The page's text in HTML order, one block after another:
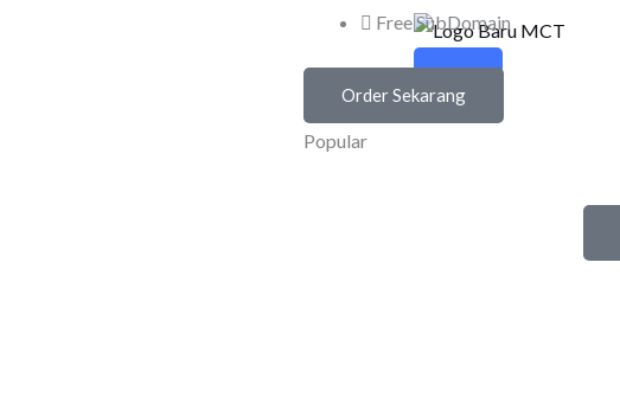
X
Free SubDomain
Order Sekarang
Popular